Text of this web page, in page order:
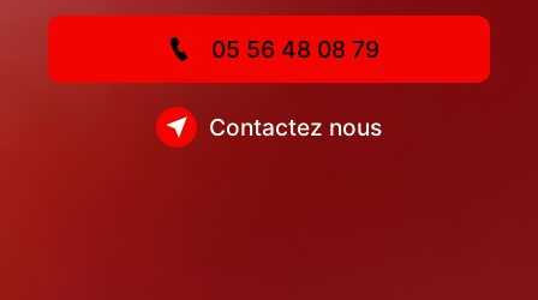
05 56 48 08 79
Contactez nous